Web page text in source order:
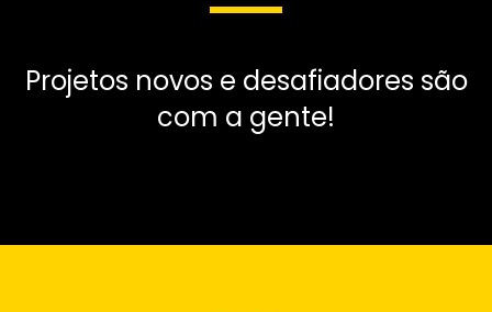
Projetos novos e desafiadores são
com a gente!